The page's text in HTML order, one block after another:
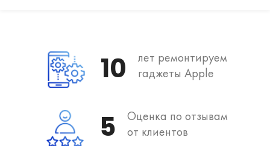
10
лет ремонтируем
гаджеты Apple
5
Оценка по отзывам
от клиентов